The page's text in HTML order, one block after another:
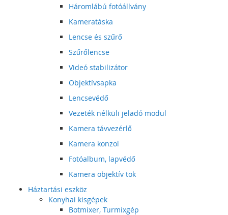
Háromlábú fotóállvány
Kameratáska
Lencse és szűrő
Szűrőlencse
Videó stabilizátor
Objektívsapka
Lencsevédő
Vezeték nélküli jeladó modul
Kamera távvezérlő
Kamera konzol
Fotóalbum, lapvédő
Kamera objektív tok
Háztartási eszköz
Konyhai kisgépek
Botmixer, Turmixgép